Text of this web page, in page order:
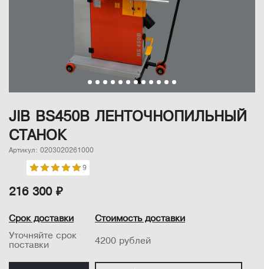
JIB BS450B ЛЕНТОЧНОПИЛЬНЫЙ
СТАНОК
Артикул: 0203020261000
9
216 300 ₽
Срок доставки
Уточняйте срок
поставки
Стоимость доставки
4200 рублей